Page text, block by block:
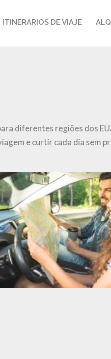
ITINERARIOS DE VIAJE
diferentes regiões dos
e curtir cada dia sem